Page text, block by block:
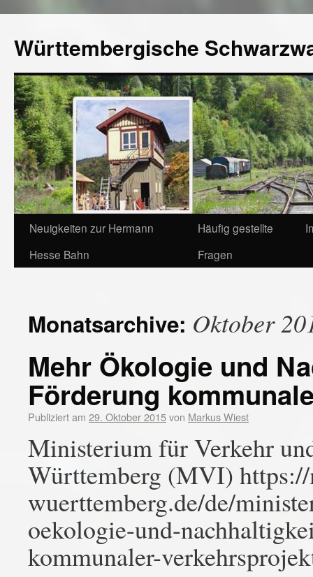
Württembergische
Neuigkeiten zur Hermann
Hesse Bahn
Häufig gestellte
Fragen
Monatsarchive: Oktober
Mehr Ökologie und
Förderung
Publiziert am 29. Oktober 2015von Markus Wiest
Ministerium für Verkehr
Württemberg (MVI)
wuerttemberg.de/de/
oekologie-und-
kommunaler-